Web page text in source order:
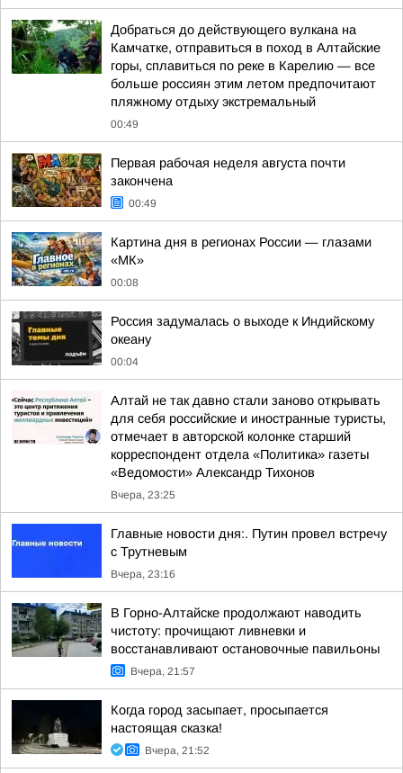
Добраться до действующего вулкана на
Камчатке, отправиться в поход в Алтайские
горы, сплавиться по реке в Карелию — все
больше россиян этим летом предпочитают
пляжному отдыху экстремальный
00:49
Первая рабочая неделя августа почти
закончена
00:49
Картина дня в регионах России — глазами
«МК»
00:08
Россия задумалась о выходе к Индийскому
океану
00:04
Алтай не так давно стали заново открывать
для себя российские и иностранные туристы,
отмечает в авторской колонке старший
корреспондент отдела «Политика» газеты
«Ведомости» Александр Тихонов
Вчера, 23:25
Главные новости дня:. Путин провел встречу
с Трутневым
Вчера, 23:16
В Горно-Алтайске продолжают наводить
чистоту: прочищают ливневки и
восстанавливают остановочные павильоны
Вчера, 21:57
Когда город засыпает, просыпается
настоящая сказка!
Вчера, 21:52